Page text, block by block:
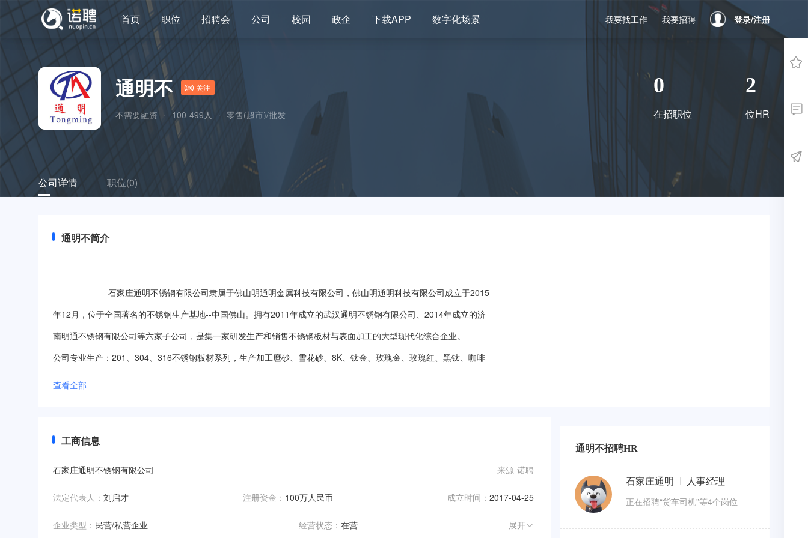
首页 职位 招聘会 公司 校园 政企 下载APP 数字化场景 我要找工作 我要招聘 登录/注册
通明不 关注
不需要融资 · 100-499人 · 零售(超市)/批发
2
位HR
0
在招职位
公司详情 职位(0)
通明不简介
年12月，位于全国著名的不锈钢生产基地--中国佛山。拥有2011年成立的武汉通明不锈钢有限公司、2014年成立的济
南明通不锈钢有限公司等六家子公司，是集一家研发生产和销售不锈钢板材与表面加工的大型现代化综合企业。
公司专业生产：201、304、316不锈钢板材系列，生产加工麿砂、雪花砂、8K、钛金、玫瑰金、玫瑰红、黑钛、咖啡
金、宝石蓝、紫罗兰、红古铜、青古铜、喷砂、蚀刻、各种压花、无指纹等各种高端彩色板。
值！
在未来的市场策略上，我们将一如既往与广大客户及各位员工”通力合作，共创美好明天“！
查看全部
工商信息
石家庄通明不锈钢有限公司 来源-诺聘
法定代表人： 刘启才 注册资金： 100万人民币 成立时间： 2017-04-25
企业类型： 民营/私营企业 经营状态： 在营 展开
通明不招聘HR
石家庄通明 人事经理
正在招聘“货车司机”等4个岗位